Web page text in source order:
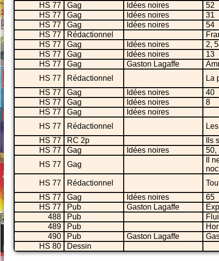
HS 77
Gag Idées noires
52
HS 77
Gag Idées noires
31
HS 77
Gag Idées noires
54
HS 77
Rédactionnel
HS 77
Gag Idées noires
2,
HS 77
Gag Idées noires
13
HS 77
Gag Gaston Lagaffe
HS 77
Rédactionnel
La
HS 77
Gag Idées noires
40
HS 77
Gag Idées noires
8
HS 77
Gag
Idées noires
HS 77
Rédactionnel
HS 77
RC 2p
Ils
HS 77
Gag Idées noires
50,
HS 77
Gag
Il
HS 77
Rédactionnel
HS 77
Gag Idées noires
65
HS 77
Pub Gaston Lagaffe
488
Pub
489
Pub
490
Pub Gaston Lagaffe
HS 80
Dessin